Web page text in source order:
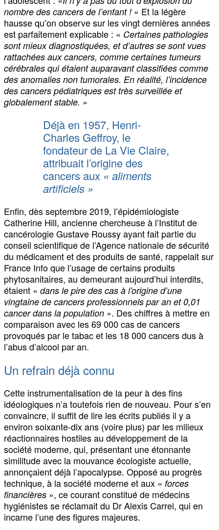
nombre des cancers de l’enfant ! » Et la légère
hausse qu’on observe sur les vingt dernières années
est parfaitement explicable : « Certaines pathologies
sont mieux diagnostiquées, et d’autres se sont vues
rattachées aux cancers, comme certaines tumeurs
cérébrales qui étaient auparavant classifiées comme
des anomalies non tumorales. En réalité, l’incidence
des cancers pédiatriques est très surveillée et
globalement stable. »
Déjà en 1957, Henri-
Charles Geffroy, le
fondateur de La Vie Claire,
attribuait l’origine des
cancers aux « aliments
artificiels »
Enfin, dès septembre 2019, l’épidémiologiste
Catherine Hill, ancienne chercheuse à l’Institut de
cancérologie Gustave Roussy ayant fait partie du
conseil scientifique de l’Agence nationale de sécurité
du médicament et des produits de santé, rappelait sur
France Info que l’usage de certains produits
phytosanitaires, au demeurant aujourd’hui interdits,
étaient « dans le pire des cas à l’origine d’une
vingtaine de cancers professionnels par an et 0,01
cancer dans la population ». Des chiffres à mettre en
comparaison avec les 69 000 cas de cancers
provoqués par le tabac et les 18 000 cancers dus à
l’abus d’alcool par an.
Un refrain déjà connu
Cette instrumentalisation de la peur à des fins
idéologiques n’a toutefois rien de nouveau. Pour s’en
convaincre, il suffit de lire les écrits publiés il y a
environ soixante-dix ans (voire plus) par les milieux
réactionnaires hostiles au développement de la
société moderne, qui, présentant une étonnante
similitude avec la mouvance écologiste actuelle,
annonçaient déjà l’apocalypse. Opposé au progrès
technique, à la société moderne et aux « forces
financières », ce courant constitué de médecins
hygiénistes se réclamait du Dr Alexis Carrel, qui en
incarne l’une des figures majeures.